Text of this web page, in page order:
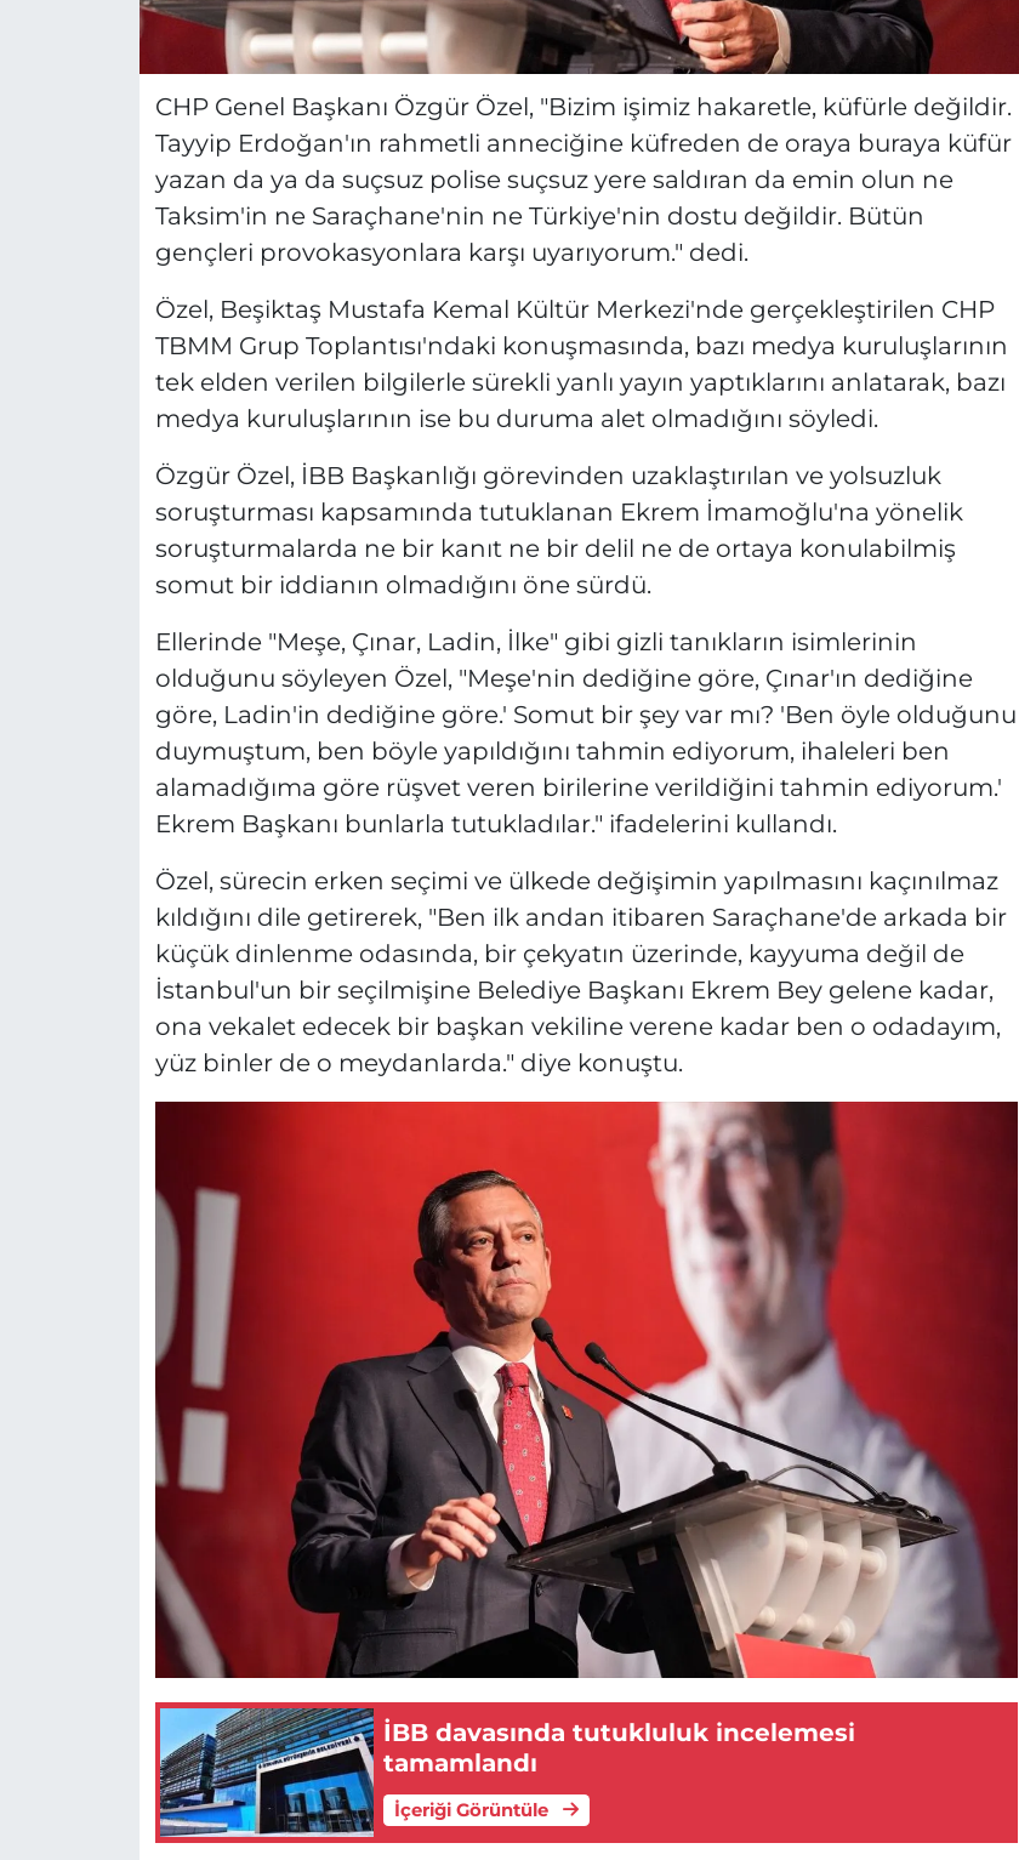
CHP Genel Başkanı Özgür Özel, "Bizim işimiz hakaretle, küfürle değildir.
Tayyip Erdoğan'ın rahmetli anneciğine küfreden de oraya buraya küfür
yazan da ya da suçsuz polise suçsuz yere saldıran da emin olun ne
Taksim'in ne Saraçhane'nin ne Türkiye'nin dostu değildir. Bütün
gençleri provokasyonlara karşı uyarıyorum." dedi.
Özel, Beşiktaş Mustafa Kemal Kültür Merkezi'nde gerçekleştirilen CHP
TBMM Grup Toplantısı'ndaki konuşmasında, bazı medya kuruluşlarının
tek elden verilen bilgilerle sürekli yanlı yayın yaptıklarını anlatarak, bazı
medya kuruluşlarının ise bu duruma alet olmadığını söyledi.
Özgür Özel, İBB Başkanlığı görevinden uzaklaştırılan ve yolsuzluk
soruşturması kapsamında tutuklanan Ekrem İmamoğlu'na yönelik
soruşturmalarda ne bir kanıt ne bir delil ne de ortaya konulabilmiş
somut bir iddianın olmadığını öne sürdü.
Ellerinde "Meşe, Çınar, Ladin, İlke" gibi gizli tanıkların isimlerinin
olduğunu söyleyen Özel, "Meşe'nin dediğine göre, Çınar'ın dediğine
göre, Ladin'in dediğine göre.' Somut bir şey var mı? 'Ben öyle olduğunu
duymuştum, ben böyle yapıldığını tahmin ediyorum, ihaleleri ben
alamadığıma göre rüşvet veren birilerine verildiğini tahmin ediyorum.'
Ekrem Başkanı bunlarla tutukladılar." ifadelerini kullandı.
Özel, sürecin erken seçimi ve ülkede değişimin yapılmasını kaçınılmaz
kıldığını dile getirerek, "Ben ilk andan itibaren Saraçhane'de arkada bir
küçük dinlenme odasında, bir çekyatın üzerinde, kayyuma değil de
İstanbul'un bir seçilmişine Belediye Başkanı Ekrem Bey gelene kadar,
ona vekalet edecek bir başkan vekiline verene kadar ben o odadayım,
yüz binler de o meydanlarda." diye konuştu.
İBB davasında tutukluluk incelemesi
tamamlandı
İçeriği Görüntüle